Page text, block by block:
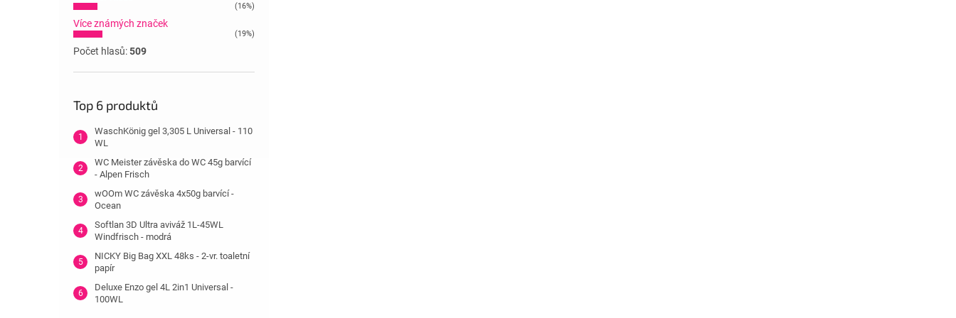
(16%)
Více známých značek
(19%)
Počet hlasů:509
Top 6 produktů
WaschKönig gel 3,305 L Universal - 110
WL
WC Meister závěska do WC 45g barvící
- Alpen Frisch
wOOm WC závěska 4x50g barvící -
Ocean
Softlan 3D Ultra aviváž 1L-45WL
Windfrisch - modrá
NICKY Big Bag XXL 48ks - 2-vr. toaletní
papír
Deluxe Enzo gel 4L 2in1 Universal -
100WL